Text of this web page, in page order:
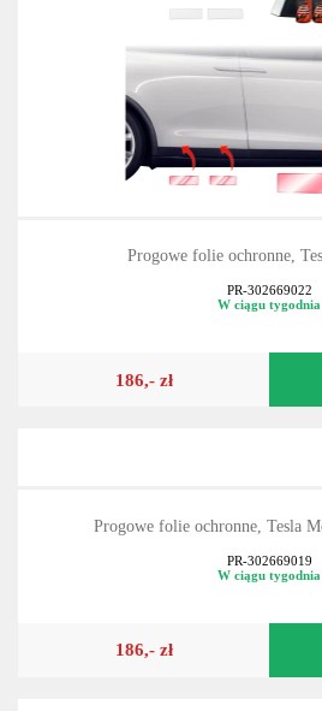
Progowe folie ochronne,
PR-302669022
W ciągu tygodnia
186,- zł
Progowe folie ochronne, Tesla
PR-302669019
W ciągu tygodnia
186,- zł